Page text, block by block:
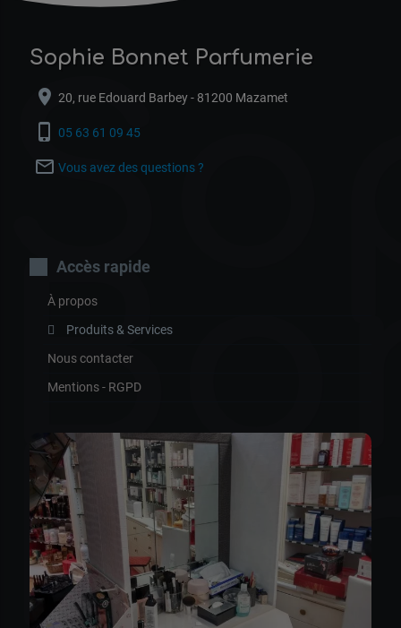
Sophie Bonnet Parfumerie
location_on 20, rue Edouard Barbey - 81200 Mazamet
phone_iphone 05 63 61 09 45
mail_outline Vous avez des questions ?
Accès rapide
À propos
Produits & Services
Nous contacter
Mentions - RGPD